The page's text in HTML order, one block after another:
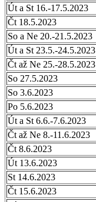
Út a St 16.-17.5.2023
Čt 18.5.2023
So a Ne 20.-21.5.2023
Út a St 23.5.-24.5.2023
Čt až Ne 25.-28.5.2023
So 27.5.2023
So 3.6.2023
Po 5.6.2023
Út a St 6.6.-7.6.2023
Čt až Ne 8.-11.6.2023
Čt 8.6.2023
Út 13.6.2023
St 14.6.2023
Čt 15.6.2023